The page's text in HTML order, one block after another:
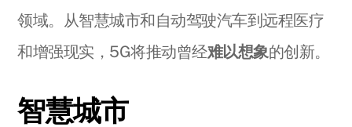
领域。从智慧城市和自动驾驶汽车到远程医疗
和增强现实，5G将推动曾经难以想象的创新。
智慧城市